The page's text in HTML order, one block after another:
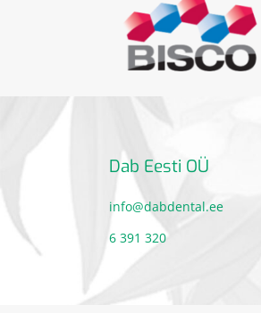
Dab Eesti OÜ
info@dabdental.ee
6 391 320